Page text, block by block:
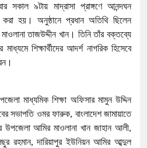
সকাল ৯টায় মাদ্রাসা প্রাঙ্গণে আনন্দঘন
হয়। অনুষ্ঠানে প্রধান অতিথি ছিলেন
তাজউদ্দীন খান। তিনি তাঁর বক্তব্যে
শিক্ষার্থীদের আদর্শ নাগরিক হিসেবে
মাধ্যমিক শিক্ষা অফিসার মামুন উদ্দিন
সভাপতি ওমর ফারুক, বাংলাদেশ জামায়াতে
উপজেলা আমির মাওলানা খান জাহান আলী,
রহমান, দারিয়াপুর ইউনিয়ন আমির আব্দুল